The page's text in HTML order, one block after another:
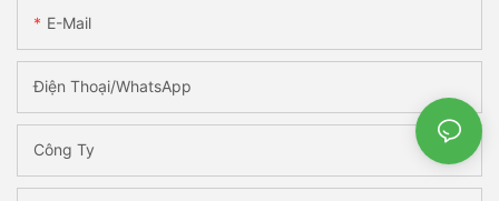
E-Mail
Điện Thoại/WhatsApp
Công Ty